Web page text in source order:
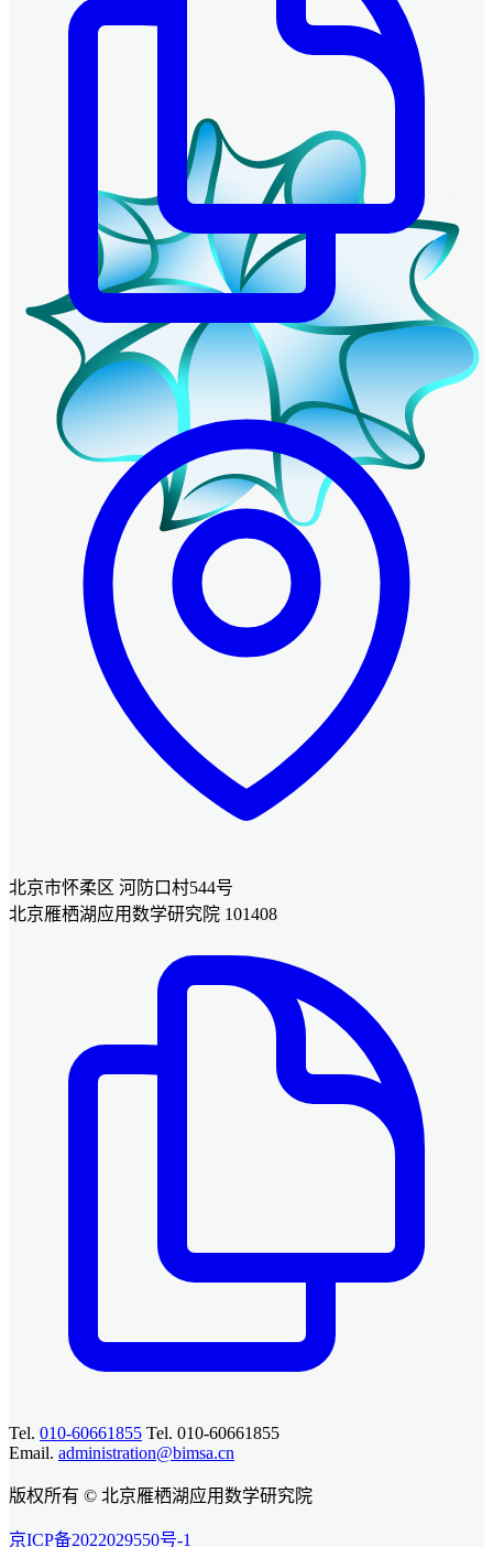
北京市怀柔区 河防口村544号
北京雁栖湖应用数学研究院 101408
Tel. 010-60661855 Tel. 010-60661855
Email. administration@bimsa.cn
版权所有 © 北京雁栖湖应用数学研究院
京ICP备2022029550号-1